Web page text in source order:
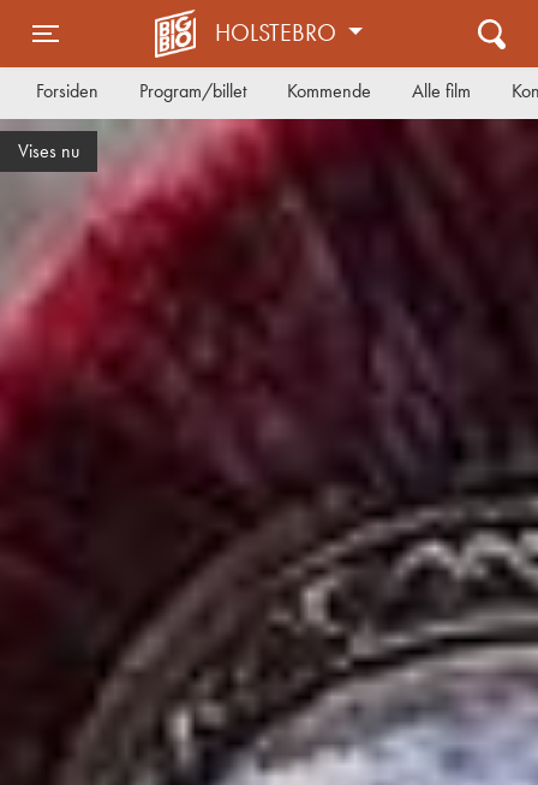
Toggle navigation
HOLSTEBRO
Forsiden Program/billet Kommende Alle film
Danmarkspremiere på torsdag